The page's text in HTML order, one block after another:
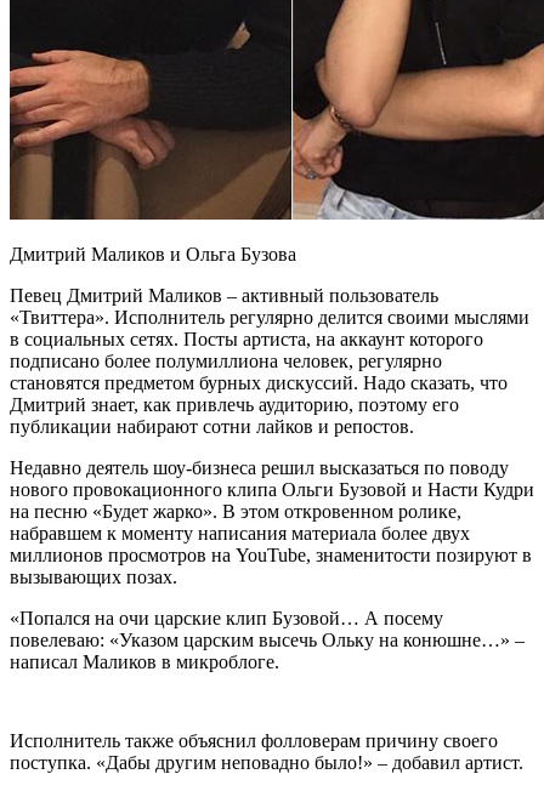
Дмитрий Маликов и Ольга Бузова
Певец Дмитрий Маликов – активный пользователь
«Твиттера». Исполнитель регулярно делится своими мыслями
в социальных сетях. Посты артиста, на аккаунт которого
подписано более полумиллиона человек, регулярно
становятся предметом бурных дискуссий. Надо сказать, что
Дмитрий знает, как привлечь аудиторию, поэтому его
публикации набирают сотни лайков и репостов.
Недавно деятель шоу-бизнеса решил высказаться по поводу
нового провокационного клипа Ольги Бузовой и Насти Кудри
на песню «Будет жарко». В этом откровенном ролике,
набравшем к моменту написания материала более двух
миллионов просмотров на YouTube, знаменитости позируют в
вызывающих позах.
«Попался на очи царские клип Бузовой… А посему
повелеваю: «Указом царским высечь Ольку на конюшне…» –
написал Маликов в микроблоге.
Исполнитель также объяснил фолловерам причину своего
поступка. «Дабы другим неповадно было!» – добавил артист.